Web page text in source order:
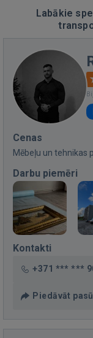
Labākie
Cenas
Mēbeļu un tehnikas
Darbu piemēri
Kontakti
+371 *** ***
Piedāvāt